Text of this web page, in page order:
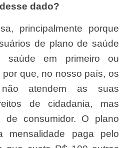
dado?
de plano de saúde
saúde em primeiro ou
que, no nosso país, os
atendem as suas
de cidadania, mas
de consumidor. O plano
paga pelo